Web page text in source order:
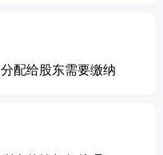
配给股东需要缴纳